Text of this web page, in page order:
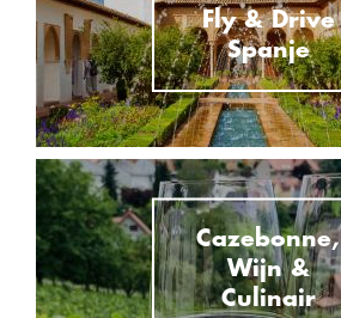
Fly & Drive
Spanje
Cazebonne,
Wijn &
Culinair